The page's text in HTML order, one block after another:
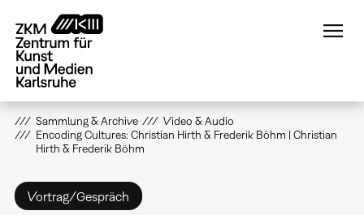
zum
Inhalt
Sammlung & Archive
Video & Audio
Encoding Cultures: Christian Hirth & Frederik Böhm | Christian
Hirth & Frederik Böhm
Vortrag/Gespräch